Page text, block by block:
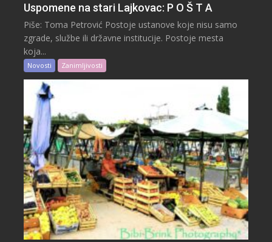
Uspomene na stari Lajkovac: P O Š T A
Piše: Toma Petrović Postoje ustanove koje nisu samo
zgrade, službe ili državne institucije. Postoje mesta
koja...
Novosti Zanimljivosti